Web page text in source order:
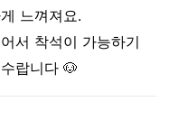
느껴져요.
서 착석이 가능하기
랍니다 🐶